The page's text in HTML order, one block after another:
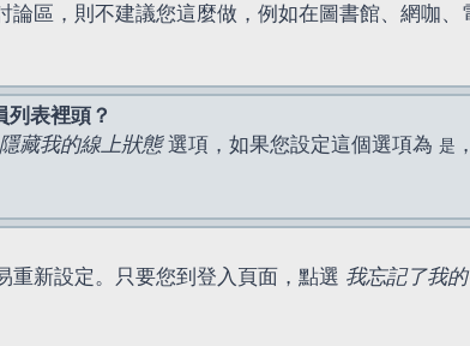
論區，則不建議您這麼做，例如在圖書館、網咖
表裡頭？
隱藏我的線上狀態選項，如果您設定這個選項為 是
重新設定。只要您到登入頁面，點選 我忘記了我